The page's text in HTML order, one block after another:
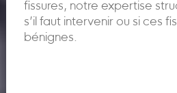
fissures, notre expertise
s’il faut intervenir ou si ces
bénignes.